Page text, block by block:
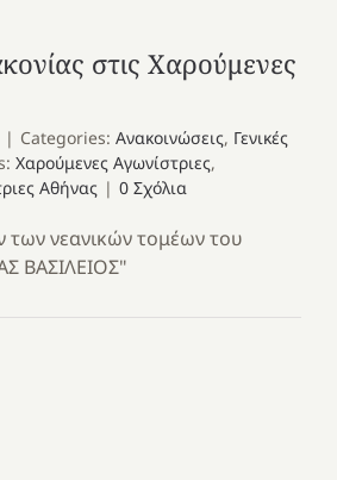
στις Χαρούμενες
| Categories: Ανακοινώσεις, Γενικές
Χαρούμενες Αγωνίστριες,
Αθήνας | 0 Σχόλια
των νεανικών τομέων του
ΒΑΣΙΛΕΙΟΣ"